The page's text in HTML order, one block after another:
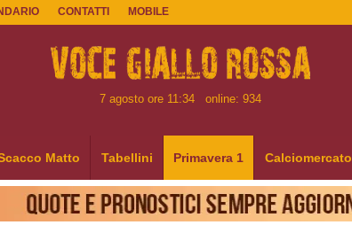
CONTATTI MOBILE
7 agosto ore 11:34 online: 934
Matto Tabellini Primavera 1 Calciomercato